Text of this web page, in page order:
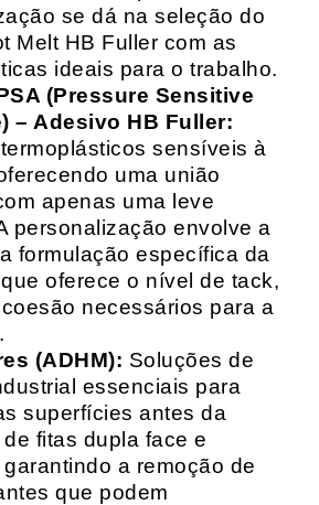
se dá na seleção do
Melt HB Fuller com as
ideais para o trabalho.
(Pressure Sensitive
– Adesivo HB Fuller:
sensíveis à
uma união
apenas uma leve
personalização envolve a
formulação específica da
oferece o nível de tack,
necessários para a
(ADHM): Soluções de
essenciais para
superfícies antes da
fitas dupla face e
a remoção de
que podem